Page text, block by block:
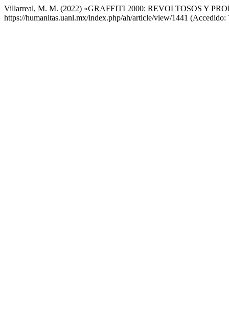
Villarreal, M. M. (2022) «GRAFFITI 2000: REVOLTOSOS Y
https://humanitas.uanl.mx/index.php/ah/article/view/1441 (Accedido: